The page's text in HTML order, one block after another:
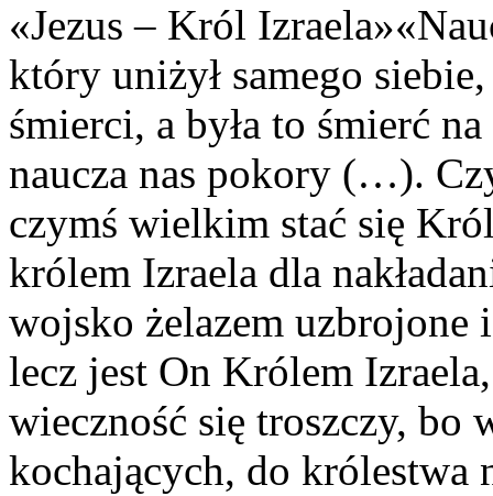
«Jezus – Król
który uniżył samego
śmierci, a była to śmierć
naucza nas pokory (…).
czymś wielkim stać się
królem Izraela dla
wojsko żelazem
lecz jest On Królem
wieczność się troszczy, bo
kochających, do królestwa